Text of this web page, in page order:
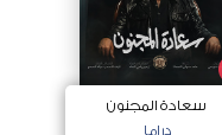
سعادة المجنون